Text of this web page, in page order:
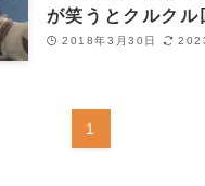
が笑うとクルクル
2018年3月30日
1